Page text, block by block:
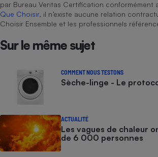
par Bureau Veritas Certification conformément
Que Choisir, il n’existe aucune relation
Choisir Ensemble et les professionnels
Sur le même sujet
COMMENT NOUS TESTONS
Sèche-linge - Le
ACTUALITÉ
Les vagues de chaleur
de 6 000 personnes